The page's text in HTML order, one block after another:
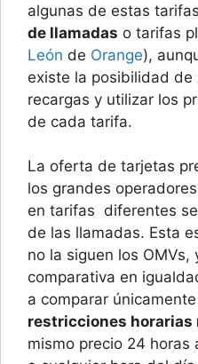
algunas de estas
de llamadas o tarifas
León de Orange),
existe la posibilidad de
recargas y utilizar los
de cada tarifa.
La oferta de tarjetas
los grandes
en tarifas diferentes
de las llamadas. Esta
no la siguen los OMVs,
comparativa en
a comparar únicamente
restricciones horarias
mismo precio 24